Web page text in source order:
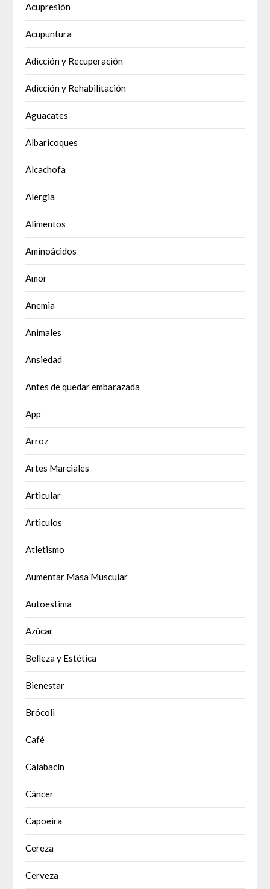
Acupresión
Acupuntura
Adicción y Recuperación
Adicción y Rehabilitación
Aguacates
Albaricoques
Alcachofa
Alergia
Alimentos
Aminoácidos
Amor
Anemia
Animales
Ansiedad
Antes de quedar embarazada
App
Arroz
Artes Marciales
Articular
Articulos
Atletismo
Aumentar Masa Muscular
Autoestima
Azúcar
Belleza y Estética
Bienestar
Brócoli
Café
Calabacín
Cáncer
Capoeira
Cereza
Cerveza